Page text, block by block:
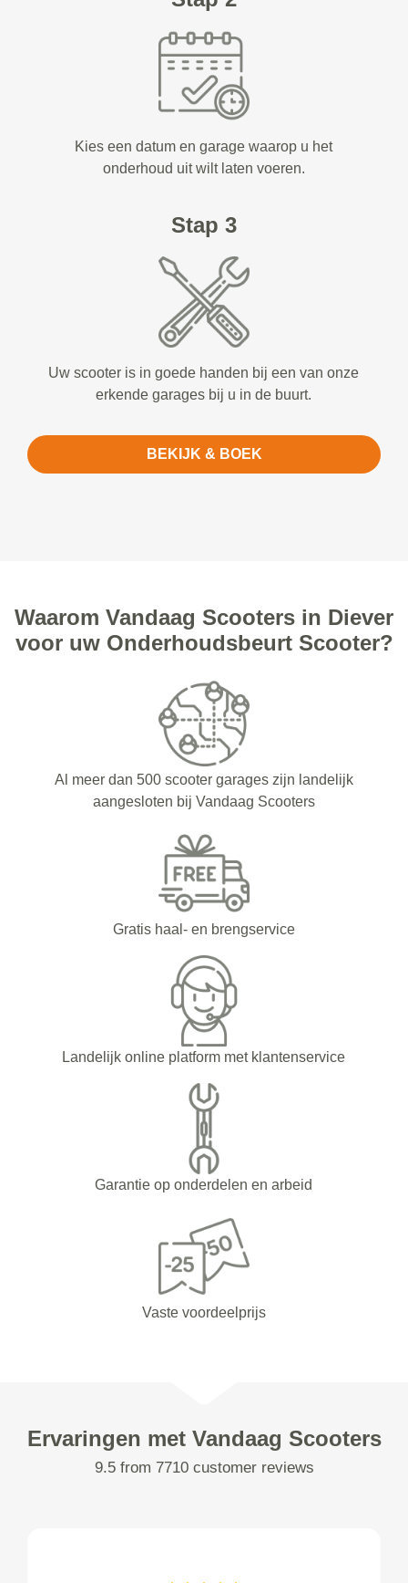
Kies een datum en garage waarop u het
onderhoud uit wilt laten voeren.
Stap 3
Uw scooter is in goede handen bij een van onze
erkende garages bij u in de buurt.
BEKIJK & BOEK
Waarom Vandaag Scooters in Diever
voor uw Onderhoudsbeurt Scooter?
Al meer dan 500 scooter garages zijn landelijk
aangesloten bij Vandaag Scooters
Gratis haal- en brengservice
Landelijk online platform met klantenservice
Garantie op onderdelen en arbeid
Vaste voordeelprijs
Ervaringen met Vandaag Scooters
9.5 from 7710 customer reviews